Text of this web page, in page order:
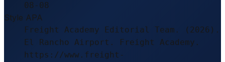
08-08
Style APA
Freight Academy Editorial Team. (2026).
El Rancho Airport. Freight Academy.
https://www.freight-